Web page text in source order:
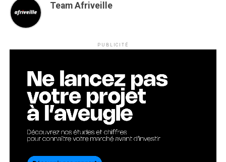
Team Afriveille
PUBLICITÉ